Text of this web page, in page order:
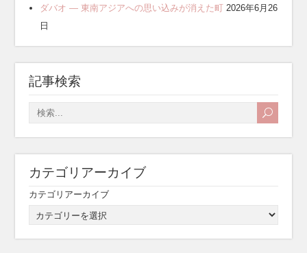
ダバオ ― 東南アジアへの思い込みが消えた町 2026年6月26
日
記事検索
カテゴリアーカイブ
カテゴリアーカイブ